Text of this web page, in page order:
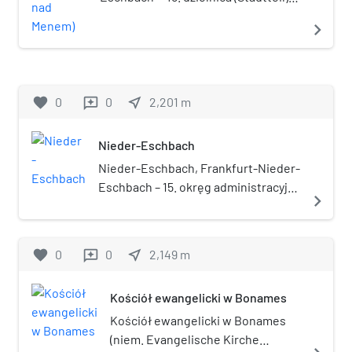
Hesja. Należy do okręgu
navigate_next
favorite 0 reviews 0 near_me 2,201 m
Nieder-Eschbach
Nieder-Eschbach, Frankfurt-Nieder-
Eschbach – 15. okręg administracyjny
Menem, w kraju związkowym Hesja, w
mieszkańców (31 grudnia 2013) i ma
navigate_next
favorite 0 reviews 0 near_me 2,149 m
Kościół ewangelicki w Bonames
Kościół ewangelicki w Bonames
(niem. Evangelische Kirche